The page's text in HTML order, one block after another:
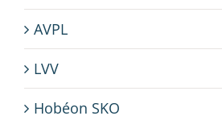
AVPL
LVV
Hobéon SKO